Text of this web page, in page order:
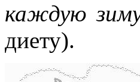
каждую
диету).